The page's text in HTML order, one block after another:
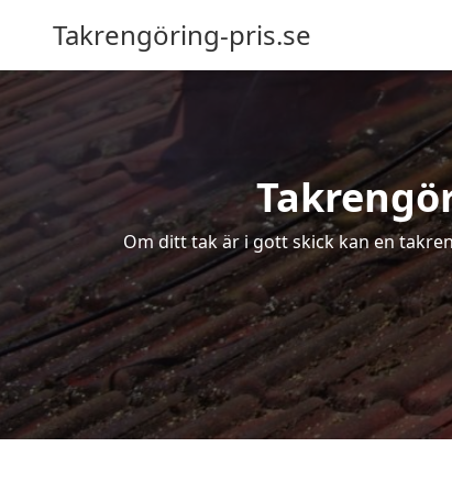
Takrengöring-pris.se
Om ditt tak är i gott skick kan en